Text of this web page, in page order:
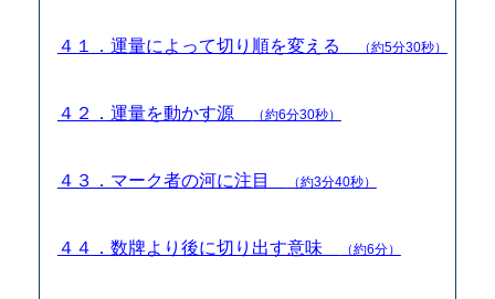
４１．運量によって切り順を変える （約5分30秒）
４２．運量を動かす源 （約6分30秒）
４３．マーク者の河に注目 （約3分40秒）
４４．数牌より後に切り出す意味 （約6分）